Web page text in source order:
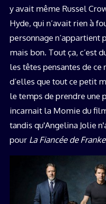
y avait même Russel
Hyde, qui n’avait rien à
personnage n’appartient
mais bon. Tout ça, c’est
les têtes pensantes de
d’elles que tout ce petit
le temps de prendre une
incarnait la Momie du
tandis qu'Angelina Jolie
pour La Fiancée de